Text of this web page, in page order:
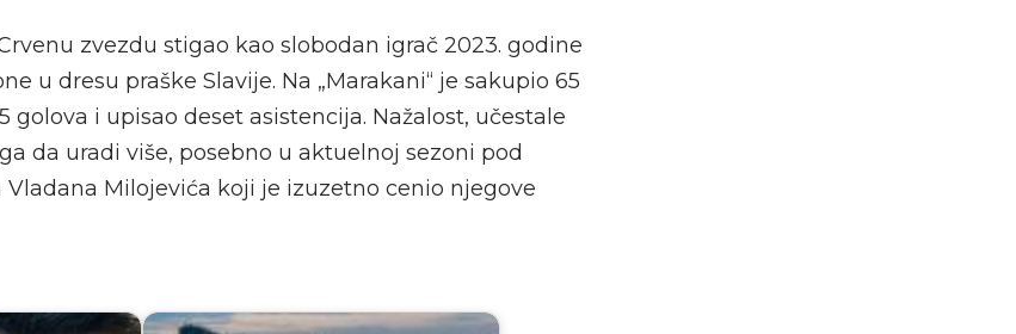
zvezdu stigao kao slobodan igrač 2023. godine
u dresu praške Slavije. Na „Marakani“ je sakupio 65
golova i upisao deset asistencija. Nažalost, učestale
da uradi više, posebno u aktuelnoj sezoni pod
Milojevića koji je izuzetno cenio njegove